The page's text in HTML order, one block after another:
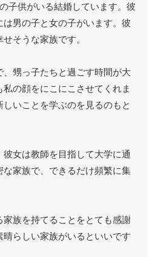
子供がいる結婚しています。彼
男の子と女の子がいます。彼
そうな家族です。
甥っ子たちと過ごす時間が大
の顔をにこにこさせてくれま
いことを学ぶのを見るのもと
女は教師を目指して大学に通
な家族で、できるだけ頻繁に集
族を持てることをとても感謝
晴らしい家族がいるといいです